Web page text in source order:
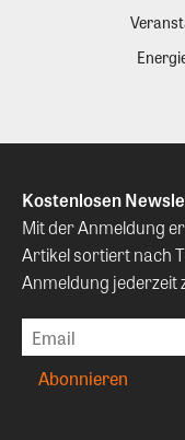
Kostenlosen
Mit der Anmeldung
Artikel sortiert nach
Anmeldung jederzeit